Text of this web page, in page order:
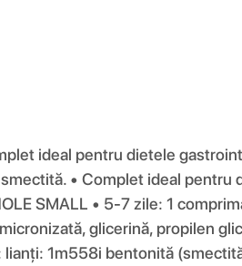
ideal pentru dietele
• Complet ideal
SMALL • 5-7 zile: 1
glicerină, propilen
1m558i bentonită